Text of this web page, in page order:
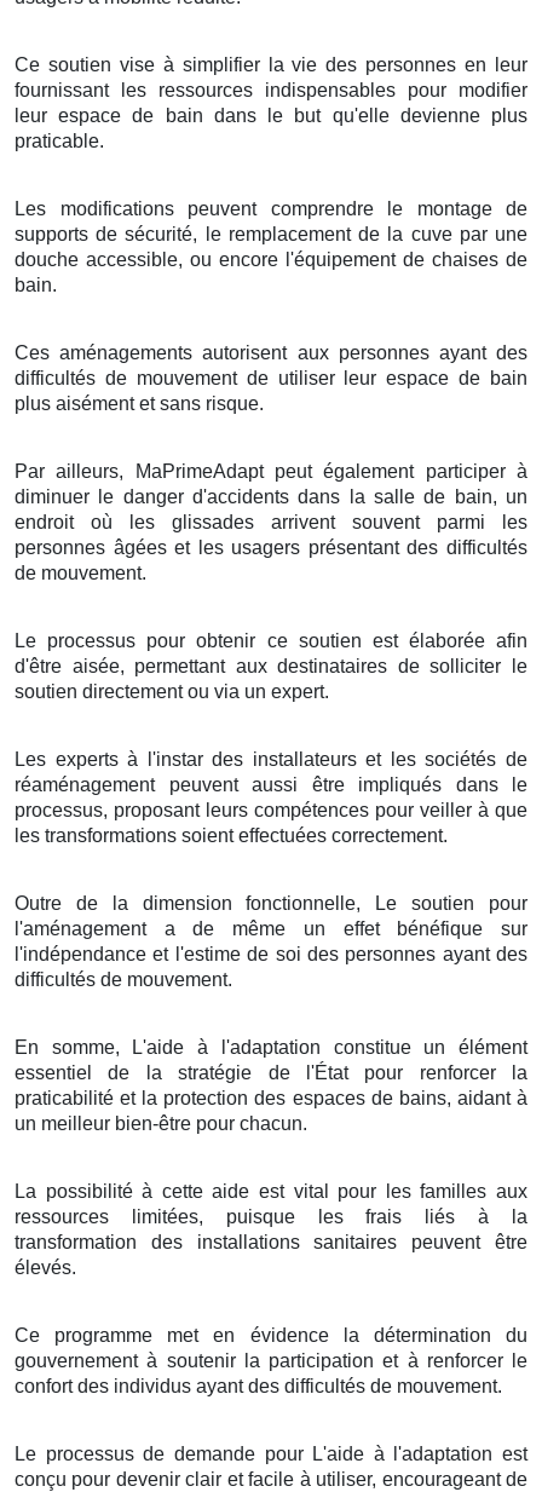
Ce soutien vise à simplifier la vie des personnes en leur
fournissant les ressources indispensables pour modifier
leur espace de bain dans le but qu'elle devienne plus
praticable.
Les modifications peuvent comprendre le montage de
supports de sécurité, le remplacement de la cuve par une
douche accessible, ou encore l'équipement de chaises de
bain.
Ces aménagements autorisent aux personnes ayant des
difficultés de mouvement de utiliser leur espace de bain
plus aisément et sans risque.
Par ailleurs, MaPrimeAdapt peut également participer à
diminuer le danger d'accidents dans la salle de bain, un
endroit où les glissades arrivent souvent parmi les
personnes âgées et les usagers présentant des difficultés
de mouvement.
Le processus pour obtenir ce soutien est élaborée afin
d'être aisée, permettant aux destinataires de solliciter le
soutien directement ou via un expert.
Les experts à l'instar des installateurs et les sociétés de
réaménagement peuvent aussi être impliqués dans le
processus, proposant leurs compétences pour veiller à que
les transformations soient effectuées correctement.
Outre de la dimension fonctionnelle, Le soutien pour
l'aménagement a de même un effet bénéfique sur
l'indépendance et l'estime de soi des personnes ayant des
difficultés de mouvement.
En somme, L'aide à l'adaptation constitue un élément
essentiel de la stratégie de l'État pour renforcer la
praticabilité et la protection des espaces de bains, aidant à
un meilleur bien-être pour chacun.
La possibilité à cette aide est vital pour les familles aux
ressources limitées, puisque les frais liés à la
transformation des installations sanitaires peuvent être
élevés.
Ce programme met en évidence la détermination du
gouvernement à soutenir la participation et à renforcer le
confort des individus ayant des difficultés de mouvement.
Le processus de demande pour L'aide à l'adaptation est
conçu pour devenir clair et facile à utiliser, encourageant de